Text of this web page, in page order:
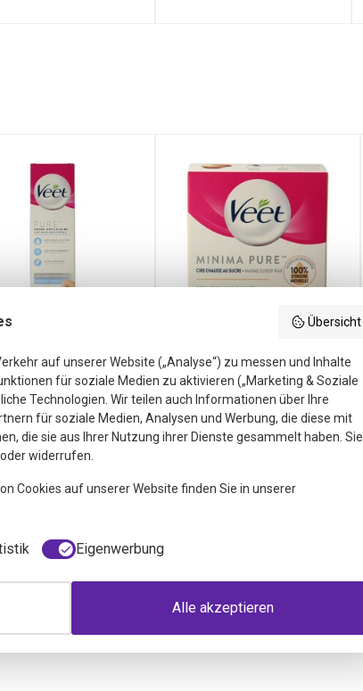
Veet
empfindliche
Haut 200 Ml
EnthaarungsCreme
Haut 200 Ml
per 200 Ml
inkl. MwSt
Veet Heisswachs-
Minimum 250 Ml
Veet Heisswachs-Minimum
250 Ml
per 250 Ml
Übersicht
auf unserer Website („Analyse“) zu messen und Inhalte
für soziale Medien zu aktivieren („Marketing & Soziale
Technologien. Wir teilen auch Informationen über Ihre
für soziale Medien, Analysen und Werbung, die diese mit
die sie aus Ihrer Nutzung ihrer Dienste gesammelt haben. Sie
widerrufen.
Cookies auf unserer Website finden Sie in unserer
Eigenwerbung
Alle akzeptieren